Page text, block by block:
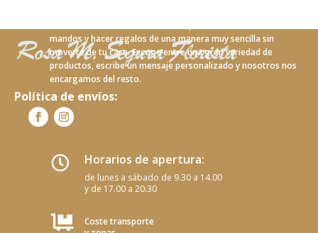
Política de envíos:
mandos y hacer regalos de una manera muy sencilla sin
moverte de tu casa. Escoge entre una gran variedad de
productos, escribe un mensaje personalizado y nosotros nos
encargamos del resto.
 Horarios de apertura:
de lunes a sábado de 9.30 a 14.00
y de 17.00 a 20.30

Coste transporte